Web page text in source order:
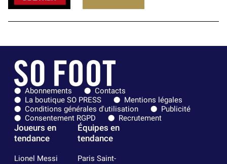
Abonnements
Contacts
La boutique SO PRESS
Mentions légales
Conditions générales d'utilisation
Publicité
Consentement RGPD
Recrutement
Joueurs en
tendance
Lionel Messi
Équipes en
tendance
Paris Saint-